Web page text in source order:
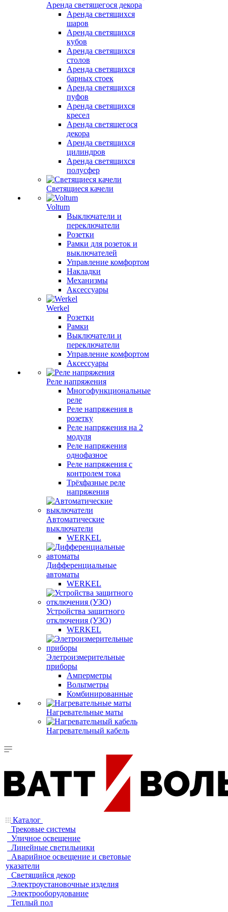
Аренда светящегося декора
Аренда светящихся
шаров
Аренда светящихся
кубов
Аренда светящихся
столов
Аренда светящихся
барных стоек
Аренда светящихся
пуфов
Аренда светящихся
кресел
Аренда светящегося
декора
Аренда светящихся
цилиндров
Аренда светящихся
полусфер
Светящиеся качели
Voltum
Выключатели и
переключатели
Розетки
Рамки для розеток и
выключателей
Управление комфортом
Накладки
Механизмы
Аксессуары
Werkel
Розетки
Рамки
Выключатели и
переключатели
Управление комфортом
Аксессуары
Реле напряжения
Многофункциональные
реле
Реле напряжения в
розетку
Реле напряжения на 2
модуля
Реле напряжения
однофазное
Реле напряжения с
контролем тока
Трёхфазные реле
напряжения
Автоматические
выключатели
WERKEL
Дифференциальные
автоматы
WERKEL
Устройства защитного
отключения (УЗО)
WERKEL
Элетроизмерительные
приборы
Амперметры
Вольтметры
Комбинированные
Нагревательные маты
Нагревательный кабель
Каталог
Трековые системы
Уличное освещение
Линейные светильники
Аварийное освещение и световые
указатели
Светящийся декор
Электроустановочные изделия
Электрооборудование
Теплый пол